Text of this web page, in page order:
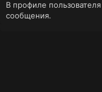
В профиле
сообщения.